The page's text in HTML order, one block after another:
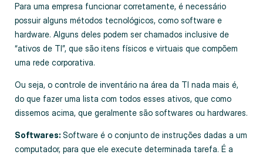
Para uma empresa funcionar corretamente, é necessário
possuir alguns métodos tecnológicos, como software e
hardware. Alguns deles podem ser chamados inclusive de
“ativos de TI”, que são itens físicos e virtuais que compõem
uma rede corporativa.
Ou seja, o controle de inventário na área da TI nada mais é,
do que fazer uma lista com todos esses ativos, que como
dissemos acima, que geralmente são softwares ou hardwares.
Softwares: Software é o conjunto de instruções dadas a um
computador, para que ele execute determinada tarefa. É a